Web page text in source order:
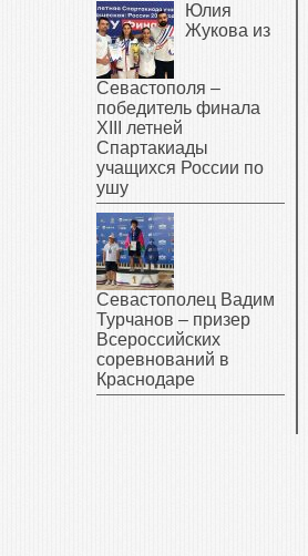
Юлия
Жукова из
Севастополя –
победитель финала
XIII летней
Спартакиады
учащихся России по
ушу
Севастополец Вадим
Турчанов – призер
Всероссийских
соревнований в
Краснодаре